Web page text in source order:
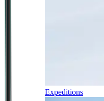
Expeditions